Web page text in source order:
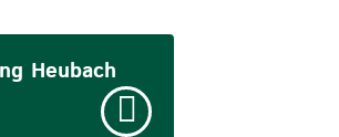
Heubach